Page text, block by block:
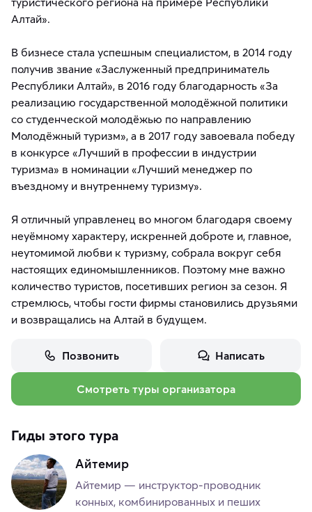
Алтай».
В бизнесе стала успешным специалистом, в 2014 году
получив звание «Заслуженный предприниматель
Республики Алтай», в 2016 году благодарность «За
реализацию государственной молодёжной политики
со студенческой молодёжью по направлению
Молодёжный туризм», а в 2017 году завоевала победу
в конкурсе «Лучший в профессии в индустрии
туризма» в номинации «Лучший менеджер по
въездному и внутреннему туризму».
Я отличный управленец во многом благодаря своему
неуёмному характеру, искренней доброте и, главное,
неутомимой любви к туризму, собрала вокруг себя
настоящих единомышленников. Поэтому мне важно
количество туристов, посетивших регион за сезон. Я
стремлюсь, чтобы гости фирмы становились друзьями
и возвращались на Алтай в будущем.
Позвонить Написать
Смотреть туры организатора
Гиды этого тура
Айтемир
Айтемир — инструктор-проводник
конных, комбинированных и пеших